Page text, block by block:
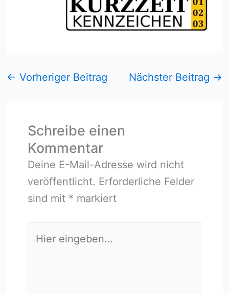
← Vorheriger Beitrag Nächster Beitrag →
Schreibe einen
Kommentar
Deine E-Mail-Adresse wird nicht
veröffentlicht. Erforderliche Felder
sind mit * markiert
eingeben…